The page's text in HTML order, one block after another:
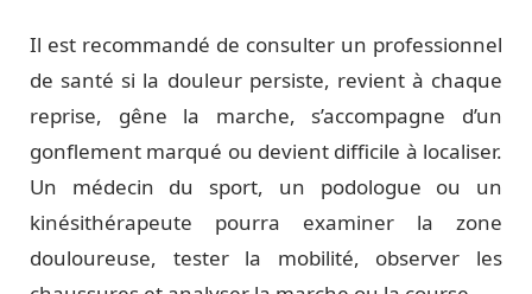
Il est recommandé de consulter un professionnel
de santé si la douleur persiste, revient à chaque
reprise, gêne la marche, s’accompagne d’un
gonflement marqué ou devient difficile à localiser.
Un médecin du sport, un podologue ou un
kinésithérapeute pourra examiner la zone
douloureuse, tester la mobilité, observer les